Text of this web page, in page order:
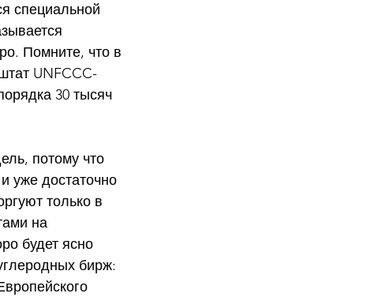
специальной
Помните, что в
UNFCCC-
30 тысяч
потому что
уже достаточно
только в
на
будет ясно
бирж: